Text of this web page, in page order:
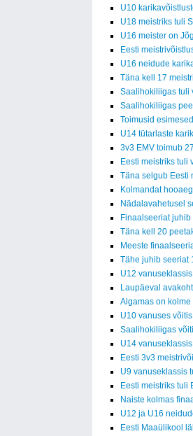
U10
U18 meistriks tuli
U16 meister on
Eesti
U16 neidude
Täna kell 17
Saalihokiliigas tuli
Saalihokiliigas
Toimusid
U14 tütarlaste
3v3 EMV toimub
Eesti meistriks tuli
Täna selgub Eesti
Kolmandat
Nädalavahetusel
Finaalseeriat
Täna kell 20
Meeste
Tähe juhib seeriat
U12
Laupäeval
Algamas on
U10 vanuses
Saalihokiliigas
U14
Eesti 3v3
U9 vanuseklassis
Eesti meistriks tuli
Naiste kolmas
U12 ja U16
Eesti Maaülikool